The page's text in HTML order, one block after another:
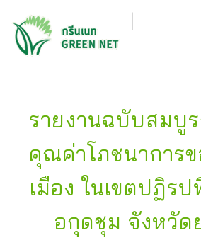
รายงานฉบับสมบู
คุณค่าโภชนาการ
เมือง ในเขตปฏิร
อกุดชุม จังหวัด